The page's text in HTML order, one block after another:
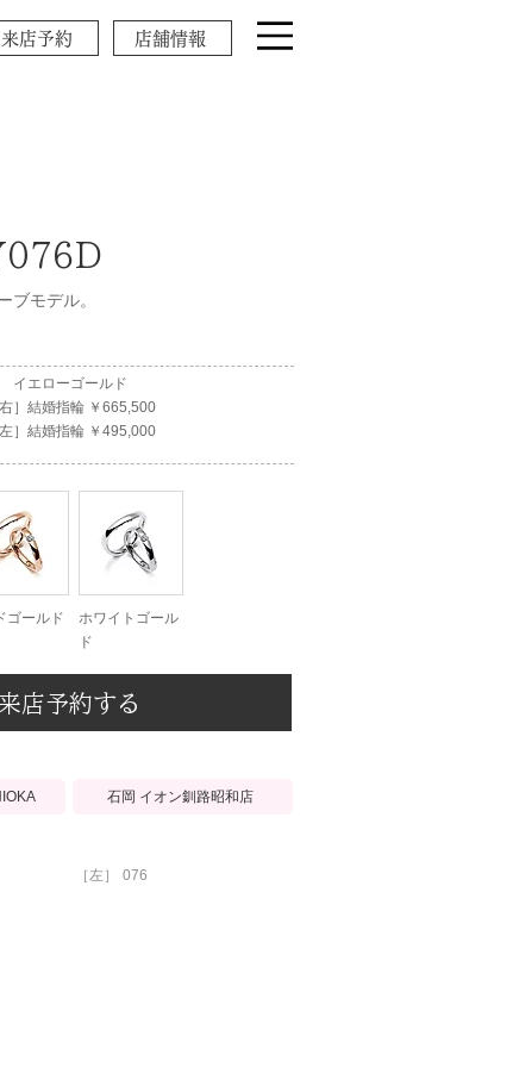
来店予約 店舗情報
ブモデル。
イエローゴールド
右］結婚指輪 ￥665,500
左］結婚指輪 ￥495,000
ゴールド
ホワイトゴール
ド
店予約する
石岡 イオン釧路昭和店
［左］ 076